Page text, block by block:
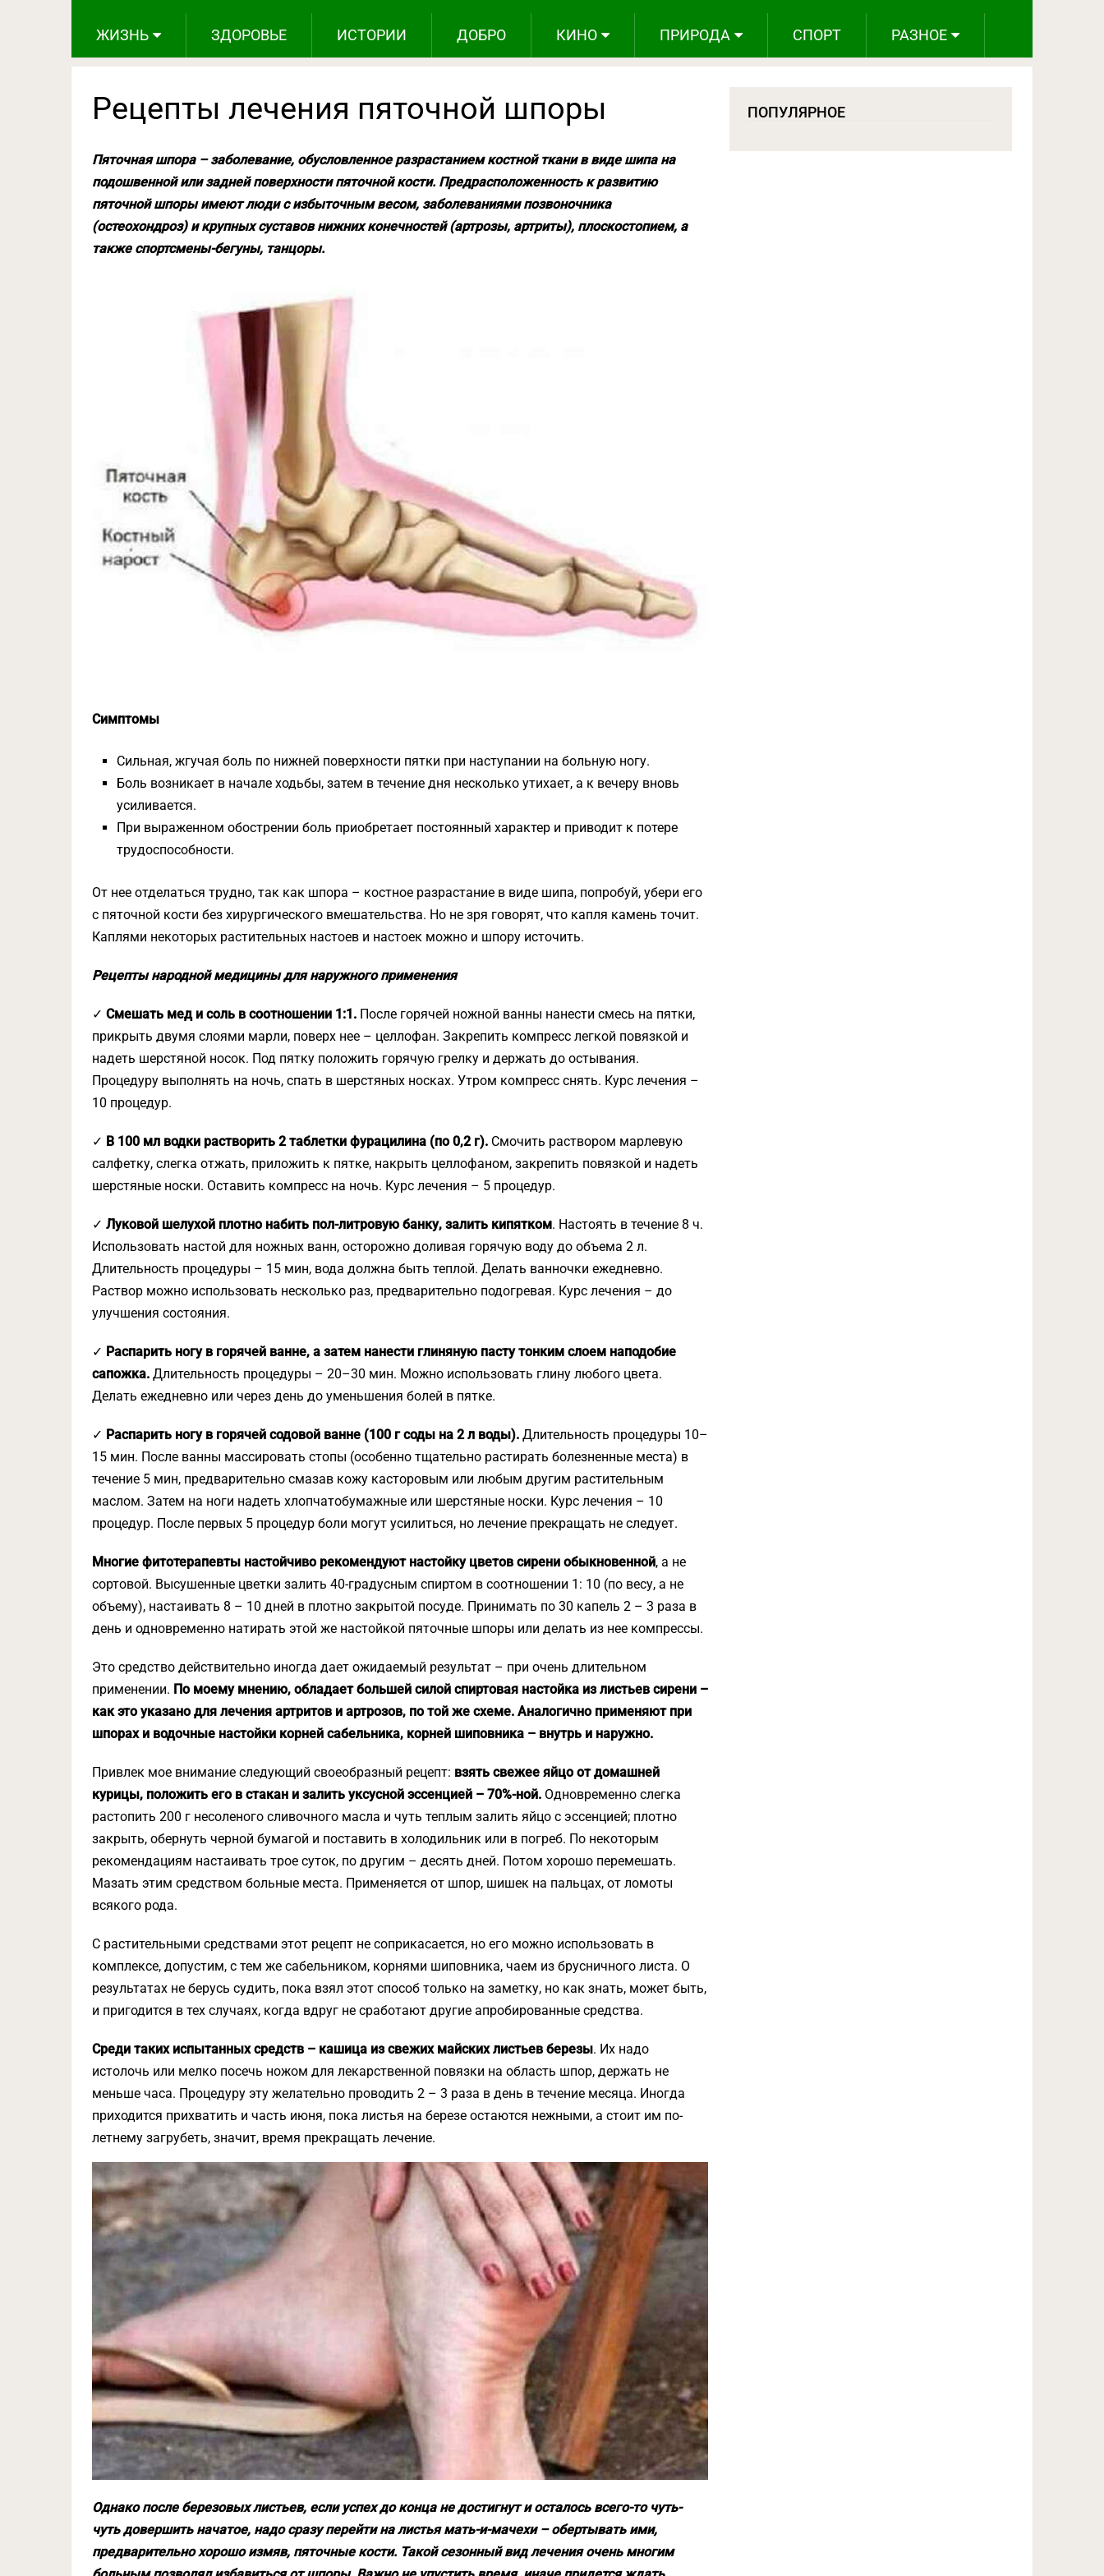
ЖИЗНЬ ЗДОРОВЬЕ ИСТОРИИ ДОБРО КИНО ПРИРОДА СПОРТ РАЗНОЕ
Рецепты лечения пяточной шпоры
Пяточная шпора – заболевание, обусловленное разрастанием костной ткани в виде шипа на
подошвенной или задней поверхности пяточной кости. Предрасположенность к развитию
пяточной шпоры имеют люди с избыточным весом, заболеваниями позвоночника
(остеохондроз) и крупных суставов нижних конечностей (артрозы, артриты), плоскостопием, а
также спортсмены-бегуны, танцоры.
Симптомы
Сильная, жгучая боль по нижней поверхности пятки при наступании на больную ногу.
Боль возникает в начале ходьбы, затем в течение дня несколько утихает, а к вечеру вновь
усиливается.
При выраженном обострении боль приобретает постоянный характер и приводит к потере
трудоспособности.
От нее отделаться трудно, так как шпора – костное разрастание в виде шипа, попробуй, убери его
с пяточной кости без хирургического вмешательства. Но не зря говорят, что капля камень точит.
Каплями некоторых растительных настоев и настоек можно и шпору источить.
Рецепты народной медицины для наружного применения
✓ Смешать мед и соль в соотношении 1:1. После горячей ножной ванны нанести смесь на пятки,
прикрыть двумя слоями марли, поверх нее – целлофан. Закрепить компресс легкой повязкой и
надеть шерстяной носок. Под пятку положить горячую грелку и держать до остывания.
Процедуру выполнять на ночь, спать в шерстяных носках. Утром компресс снять. Курс лечения –
10 процедур.
✓ В 100 мл водки растворить 2 таблетки фурацилина (по 0,2 г). Смочить раствором марлевую
салфетку, слегка отжать, приложить к пятке, накрыть целлофаном, закрепить повязкой и надеть
шерстяные носки. Оставить компресс на ночь. Курс лечения – 5 процедур.
✓ Луковой шелухой плотно набить пол-литровую банку, залить кипятком. Настоять в течение 8 ч.
Использовать настой для ножных ванн, осторожно доливая горячую воду до объема 2 л.
Длительность процедуры – 15 мин, вода должна быть теплой. Делать ванночки ежедневно.
Раствор можно использовать несколько раз, предварительно подогревая. Курс лечения – до
улучшения состояния.
✓ Распарить ногу в горячей ванне, а затем нанести глиняную пасту тонким слоем наподобие
сапожка. Длительность процедуры – 20–30 мин. Можно использовать глину любого цвета.
Делать ежедневно или через день до уменьшения болей в пятке.
✓ Распарить ногу в горячей содовой ванне (100 г соды на 2 л воды). Длительность процедуры 10–
15 мин. После ванны массировать стопы (особенно тщательно растирать болезненные места) в
течение 5 мин, предварительно смазав кожу касторовым или любым другим растительным
маслом. Затем на ноги надеть хлопчатобумажные или шерстяные носки. Курс лечения – 10
процедур. После первых 5 процедур боли могут усилиться, но лечение прекращать не следует.
Многие фитотерапевты настойчиво рекомендуют настойку цветов сирени обыкновенной, а не
сортовой. Высушенные цветки залить 40-градусным спиртом в соотношении 1: 10 (по весу, а не
объему), настаивать 8 – 10 дней в плотно закрытой посуде. Принимать по 30 капель 2 – 3 раза в
день и одновременно натирать этой же настойкой пяточные шпоры или делать из нее компрессы.
Это средство действительно иногда дает ожидаемый результат – при очень длительном
применении. По моему мнению, обладает большей силой спиртовая настойка из листьев сирени –
как это указано для лечения артритов и артрозов, по той же схеме. Аналогично применяют при
шпорах и водочные настойки корней сабельника, корней шиповника – внутрь и наружно.
Привлек мое внимание следующий своеобразный рецепт: взять свежее яйцо от домашней
курицы, положить его в стакан и залить уксусной эссенцией – 70%-ной. Одновременно слегка
растопить 200 г несоленого сливочного масла и чуть теплым залить яйцо с эссенцией; плотно
закрыть, обернуть черной бумагой и поставить в холодильник или в погреб. По некоторым
рекомендациям настаивать трое суток, по другим – десять дней. Потом хорошо перемешать.
Мазать этим средством больные места. Применяется от шпор, шишек на пальцах, от ломоты
всякого рода.
С растительными средствами этот рецепт не соприкасается, но его можно использовать в
комплексе, допустим, с тем же сабельником, корнями шиповника, чаем из брусничного листа. О
результатах не берусь судить, пока взял этот способ только на заметку, но как знать, может быть,
и пригодится в тех случаях, когда вдруг не сработают другие апробированные средства.
Среди таких испытанных средств – кашица из свежих майских листьев березы. Их надо
истолочь или мелко посечь ножом для лекарственной повязки на область шпор, держать не
меньше часа. Процедуру эту желательно проводить 2 – 3 раза в день в течение месяца. Иногда
приходится прихватить и часть июня, пока листья на березе остаются нежными, а стоит им по-
летнему загрубеть, значит, время прекращать лечение.
Однако после березовых листьев, если успех до конца не достигнут и осталось всего-то чуть-
чуть довершить начатое, надо сразу перейти на листья мать-и-мачехи – обертывать ими,
предварительно хорошо измяв, пяточные кости. Такой сезонный вид лечения очень многим
ПОПУЛЯРНОЕ